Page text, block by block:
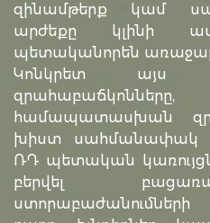
զինամթերք կամ
արժեքը կլինի
պետականորեն
Կոնկրետ այս
համապատասխան
խիստ սահմանափակ
ՌԴ պետական
բերվել